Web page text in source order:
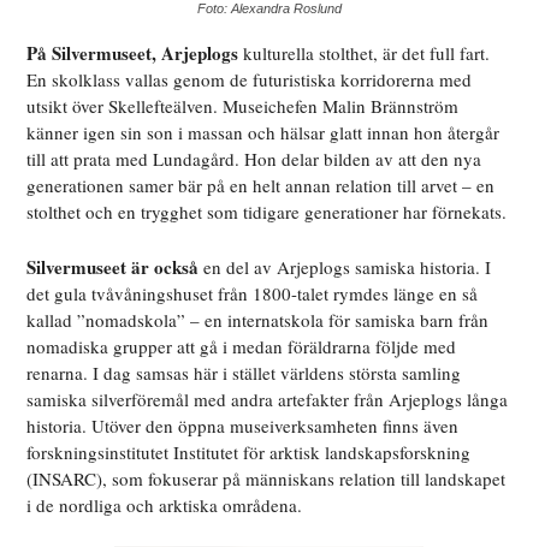
Foto: Alexandra Roslund
På Silvermuseet, Arjeplogs kulturella stolthet, är det full fart.
En skolklass vallas genom de futuristiska korridorerna med
utsikt över Skellefteälven. Museichefen Malin Brännström
känner igen sin son i massan och hälsar glatt innan hon återgår
till att prata med Lundagård. Hon delar bilden av att den nya
generationen samer bär på en helt annan relation till arvet – en
stolthet och en trygghet som tidigare generationer har förnekats.
Silvermuseet är också en del av Arjeplogs samiska historia. I
det gula tvåvåningshuset från 1800-talet rymdes länge en så
kallad ”nomadskola” – en internatskola för samiska barn från
nomadiska grupper att gå i medan föräldrarna följde med
renarna. I dag samsas här i stället världens största samling
samiska silverföremål med andra artefakter från Arjeplogs långa
historia. Utöver den öppna museiverksamheten finns även
forskningsinstitutet Institutet för arktisk landskapsforskning
(INSARC), som fokuserar på människans relation till landskapet
i de nordliga och arktiska områdena.